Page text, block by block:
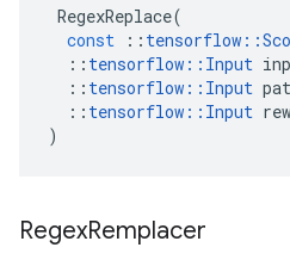
RegexReplace(
const
:: tensorflow ::
:: tensorflow :: Input
:: tensorflow :: Input
:: tensorflow :: Input
)
RegexRemplacer